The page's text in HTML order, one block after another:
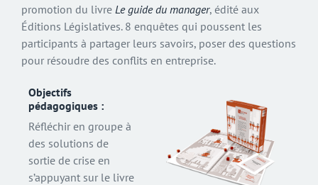
promotion du livre Le guide du manager, édité aux
Éditions Législatives. 8 enquêtes qui poussent les
participants à partager leurs savoirs, poser des questions
pour résoudre des conflits en entreprise.
Objectifs
pédagogiques :
Réfléchir en groupe à
des solutions de
sortie de crise en
s’appuyant sur le livre